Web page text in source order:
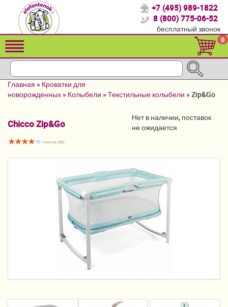
Спасибо, что выбрали нас!
Распродажа!
Детские коляски
Кроватки для новорожденных
Детский транспорт
Летние товары
Мебель и аксессуары
Постельные принадлежности
Гигиена и уход
Качели, шезлонги
+7 (495) 989-1822
8 (800) 775-06-52
бесплатный звонок
0
Главная » Кроватки для
новорожденных » Колыбели »Текстильные колыбели »Zip&Go
Chicco Zip&Go
голосов: (32)
Нет в наличии, поставок
не ожидается